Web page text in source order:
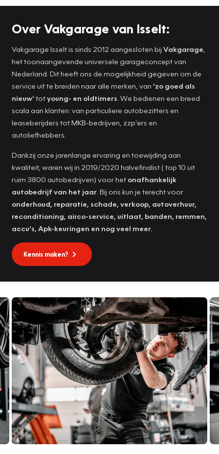
Over Vakgarage van Isselt:
Vakgarage Isselt is sinds 2012 aangesloten bij Vakgarage
het toonaangevende universele garageconcept van
Nederland. Dit heeft ons de mogelijkheid gegeven om de
service uit te breiden naar alle merken, van ‘zo goed als
nieuw’totyoung- en oldtimers . We bedienen een breed
scala aan klanten: van particuliere autobezitters en
leaseberijders tot MKB-bedrijven, zzp’ers en
autoliefhebbers.
Dankzij onze jarenlange ervaring en toewijding aan
kwaliteit, waren wij in 2019/2020 halvefinalist ( top 10 uit
ruim 3800 autobedrijven) voor het onafhankelijk
autobedrijf van het jaar . Bij ons kun je terecht voor
onderhoud, reparatie, schade, verkoop, autoverhuur,
reconditioning, airco-service, uitlaat, banden, remmen,
accu’s, Apk-keuringen en nog veel meer.
Kennis maken?